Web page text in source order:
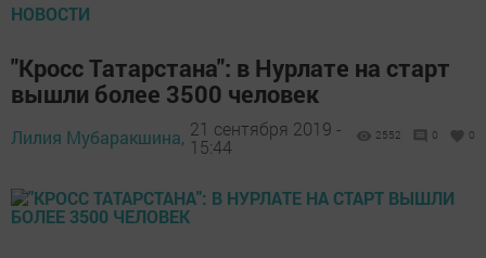
НОВОСТИ
"Кросс Татарстана": в Нурлате на старт
вышли более 3500 человек
Лилия Мубаракшина, 21 сентября 2019 -
15:44
2552 0 0